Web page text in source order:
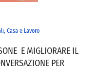
Casa e Lavoro
E MIGLIORARE IL
PER